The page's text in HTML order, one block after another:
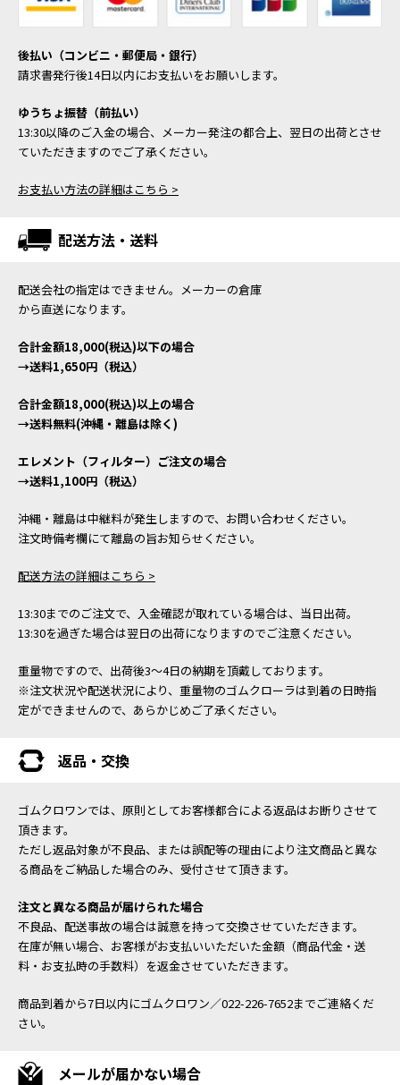
後払い（コンビニ・郵便局・銀行）
請求書発行後14日以内にお支払いをお願いします。
ゆうちょ振替（前払い）
13:30以降のご入金の場合、メーカー発注の都合上、翌日の出荷とさせ
ていただきますのでご了承ください。
お支払い方法の詳細はこちら >
配送方法・送料
配送会社の指定はできません。メーカーの倉庫
から直送になります。
合計金額18,000(税込)以下の場合
→送料1,650円（税込）
合計金額18,000(税込)以上の場合
→送料無料(沖縄・離島は除く)
エレメント（フィルター）ご注文の場合
→送料1,100円（税込）
沖縄・離島は中継料が発生しますので、お問い合わせください。
注文時備考欄にて離島の旨お知らせください。
配送方法の詳細はこちら >
13:30までのご注文で、入金確認が取れている場合は、当日出荷。
13:30を過ぎた場合は翌日の出荷になりますのでご注意ください。
重量物ですので、出荷後3～4日の納期を頂戴しております。
※注文状況や配送状況により、重量物のゴムクローラは到着の日時指
定ができませんので、あらかじめご了承ください。
返品・交換
ゴムクロワンでは、原則としてお客様都合による返品はお断りさせて
頂きます。
ただし返品対象が不良品、または誤配等の理由により注文商品と異な
る商品をご納品した場合のみ、受付させて頂きます。
注文と異なる商品が届けられた場合
不良品、配送事故の場合は誠意を持って交換させていただきます。
在庫が無い場合、お客様がお支払いいただいた金額（商品代金・送
料・お支払時の手数料）を返金させていただきます。
商品到着から7日以内にゴムクロワン／022-226-7652までご連絡くだ
さい。
メールが届かない場合